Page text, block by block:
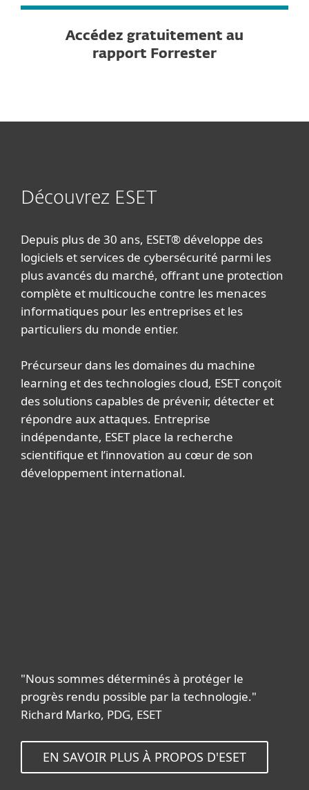
Accédez gratuitement au
rapport Forrester
Découvrez ESET
Depuis plus de 30 ans, ESET® développe des
logiciels et services de cybersécurité parmi les
plus avancés du marché, offrant une protection
complète et multicouche contre les menaces
informatiques pour les entreprises et les
particuliers du monde entier.
Précurseur dans les domaines du machine
learning et des technologies cloud, ESET conçoit
des solutions capables de prévenir, détecter et
répondre aux attaques. Entreprise
indépendante, ESET place la recherche
scientifique et l’innovation au cœur de son
développement international.
"Nous sommes déterminés à protéger le
progrès rendu possible par la technologie."
Richard Marko, PDG, ESET
EN SAVOIR PLUS À PROPOS D'ESET